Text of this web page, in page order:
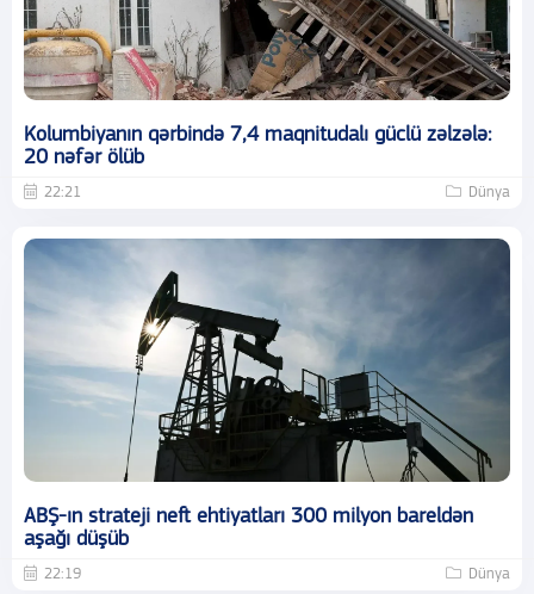
Kolumbiyanın qərbində 7,4 maqnitudalı güclü zəlzələ:
20 nəfər ölüb
22:21 Dünya
ABŞ-ın strateji neft ehtiyatları 300 milyon bareldən
aşağı düşüb
22:19 Dünya